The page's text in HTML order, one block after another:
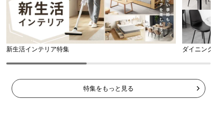
新生活インテリア特集 ダイニング
特集をもっと見る